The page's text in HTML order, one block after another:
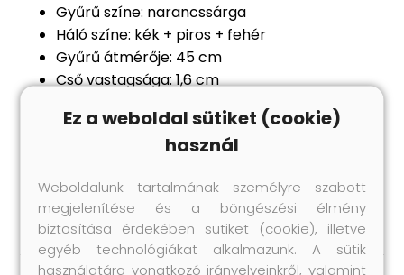
Gyűrű színe: narancssárga
Háló színe: kék + piros + fehér
Gyűrű átmérője: 45 cm
Cső vastagsága: 1,6 cm
A csomag tartalma:
1 db kosárgyűrű
Anyag: Polipropilén: 100%
Ez a weboldal sütiket (cookie)
használ
Weboldalunk tartalmának személyre szabott
megjelenítése és a böngészési élmény
biztosítása érdekében sütiket (cookie), illetve
egyéb technológiákat alkalmazunk. A sütik
használatára vonatkozó irányelveinkről, valamint